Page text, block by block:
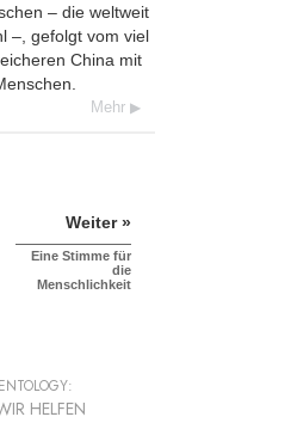
– die weltweit
–, gefolgt vom viel
China mit
Mehr
Weiter »
Eine Stimme für
die
Menschlichkeit
HELFEN